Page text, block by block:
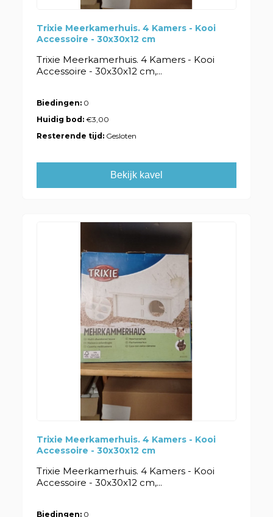
Trixie Meerkamerhuis. 4 Kamers - Kooi
Accessoire - 30x30x12 cm
Trixie Meerkamerhuis. 4 Kamers - Kooi
Accessoire - 30x30x12 cm,...
Biedingen: 0
Huidig bod:€3,00
Resterende tijd: Gesloten
Bekijk kavel
Trixie Meerkamerhuis. 4 Kamers - Kooi
Accessoire - 30x30x12 cm
Trixie Meerkamerhuis. 4 Kamers - Kooi
Accessoire - 30x30x12 cm,...
Biedingen: 0